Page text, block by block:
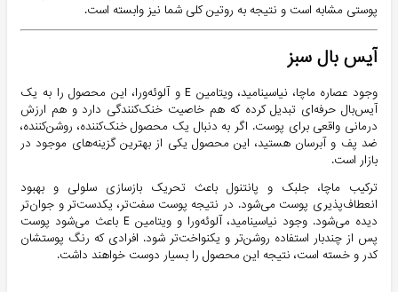
پوستی مشابه است و نتیجه به روتین کلی شما نیز وابسته است.
آیس بال سبز
وجود عصاره ماچا، نیاسینامید، ویتامین E و آلوئه‌ورا، این محصول را به یک
آیس‌بال حرفه‌ای تبدیل کرده که هم خاصیت خنک‌کنندگی دارد و هم ارزش
درمانی واقعی برای پوست. اگر به دنبال یک محصول خنک‌کننده، روشن‌کننده،
ضد پف و آبرسان هستید، این محصول یکی از بهترین گزینه‌های موجود در
بازار است.
ترکیب ماچا، جلبک و پانتنول باعث تحریک بازسازی سلولی و بهبود
انعطاف‌پذیری پوست می‌شود. در نتیجه پوست سفت‌تر، یکدست‌تر و جوان‌تر
دیده می‌شود. وجود نیاسینامید، آلوئه‌ورا و ویتامین E باعث می‌شود پوست
پس از چندبار استفاده روشن‌تر و یکنواخت‌تر شود. افرادی که رنگ پوستشان
کدر و خسته است، نتیجه این محصول را بسیار دوست خواهند داشت.